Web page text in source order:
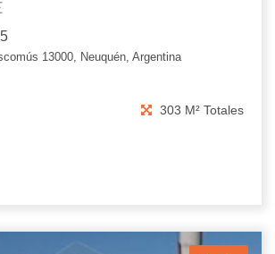
13000, Neuquén, Argentina
303 M² Totales